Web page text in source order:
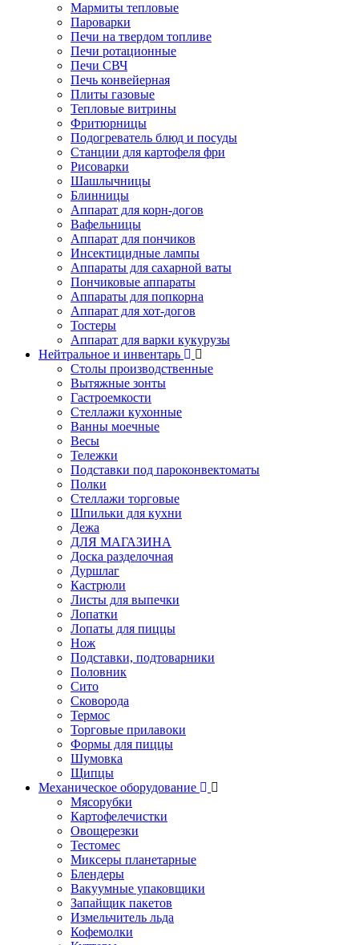
Мармиты тепловые
Пароварки
Печи на твердом топливе
Печи ротационные
Печи СВЧ
Печь конвейерная
Плиты газовые
Тепловые витрины
Фритюрницы
Подогреватель блюд и посуды
Станции для картофеля фри
Рисоварки
Шашлычницы
Блинницы
Аппарат для корн-догов
Вафельницы
Аппарат для пончиков
Инсектицидные лампы
Аппараты для сахарной ваты
Пончиковые аппараты
Аппараты для попкорна
Аппарат для хот-догов
Тостеры
Аппарат для варки кукурузы
Нейтральное и инвентарь
Столы производственные
Вытяжные зонты
Гастроемкости
Стеллажи кухонные
Ванны моечные
Весы
Тележки
Подставки под пароконвектоматы
Полки
Стеллажи торговые
Шпильки для кухни
Дежа
ДЛЯ МАГАЗИНА
Доска разделочная
Дуршлаг
Кастрюли
Листы для выпечки
Лопатки
Лопаты для пиццы
Нож
Подставки, подтоварники
Половник
Сито
Сковорода
Термос
Торговые прилавоки
Формы для пиццы
Шумовка
Щипцы
Механическое оборудование
Мясорубки
Картофелечистки
Овощерезки
Тестомес
Миксеры планетарные
Блендеры
Вакуумные упаковщики
Запайщик пакетов
Измельчитель льда
Кофемолки